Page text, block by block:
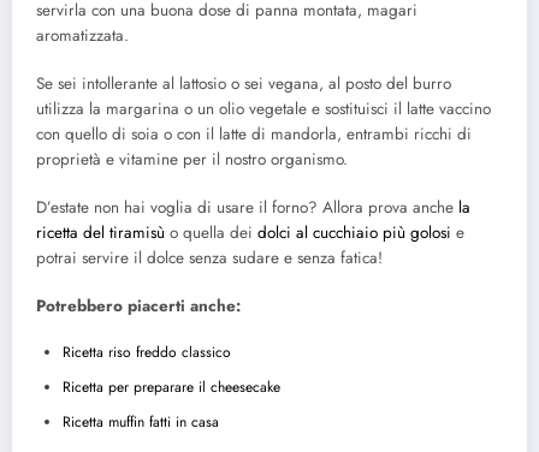
servirla con una buona dose di panna montata, magari
aromatizzata.
Se sei intollerante al lattosio o sei vegana, al posto del burro
utilizza la margarina o un olio vegetale e sostituisci il latte vaccino
con quello di soia o con il latte di mandorla, entrambi ricchi di
proprietà e vitamine per il nostro organismo.
D’estate non hai voglia di usare il forno? Allora prova anche la
ricetta del tiramisù o quella dei dolci al cucchiaio più golosi e
potrai servire il dolce senza sudare e senza fatica!
Potrebbero piacerti anche:
Ricetta riso freddo classico
Ricetta per preparare il cheesecake
Ricetta muffin fatti in casa